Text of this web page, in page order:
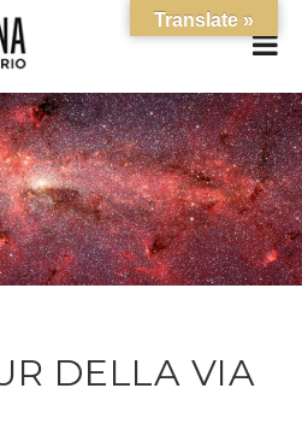
DELLA VIA
Translate »